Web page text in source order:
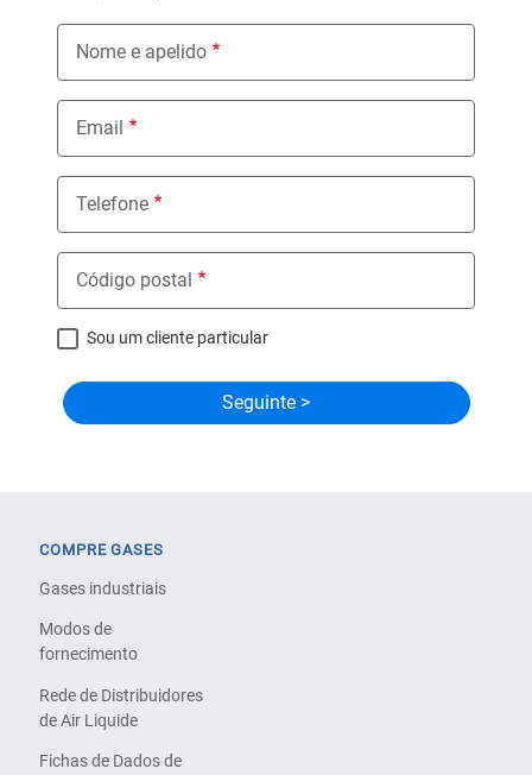
Nome e apelido
Email
Telefone
Código postal
Sou um cliente particular
COMPRE GASES
Gases industriais
Modos de
fornecimento
Rede de Distribuidores
de Air Liquide
Fichas de Dados de